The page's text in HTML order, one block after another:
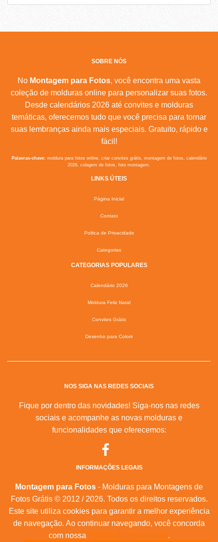
SOBRE NÓS
No Montagem para Fotos, você encontra uma vasta
coleção de molduras online para personalizar suas fotos.
Desde calendários 2026 até convites e molduras
temáticas, oferecemos tudo que você precisa para tornar
suas lembranças ainda mais especiais. Gratuito, rápido e
fácil!
Palavras-chave:moldura para fotos online, criar convites grátis, montagem de fotos, calendário
2026, colagem de fotos, foto montagem.
LINKS ÚTEIS
Página Inicial
Contato
Poltica de Privacidade
Categorias
CATEGORIAS POPULARES
Calendário 2026
Moldura Feliz Natal
Convites Grátis
Desenho para Colorir
NOS SIGA NAS REDES SOCIAIS
Fique por dentro das novidades! Siga-nos nas redes
sociais e acompanhe as novas molduras e
funcionalidades que oferecemos:
INFORMAÇÕES LEGAIS
Montagem para Fotos - Molduras para Montagens de
Fotos Grátis © 2012 / 2026. Todos os direitos reservados.
Este site utiliza cookies para garantir a melhor experiência
de navegação. Ao continuar navegando, você concorda
com nossa Política de Privacidade.